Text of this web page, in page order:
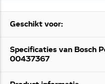
Geschikt voor:
Specificaties van Bosch
00437367